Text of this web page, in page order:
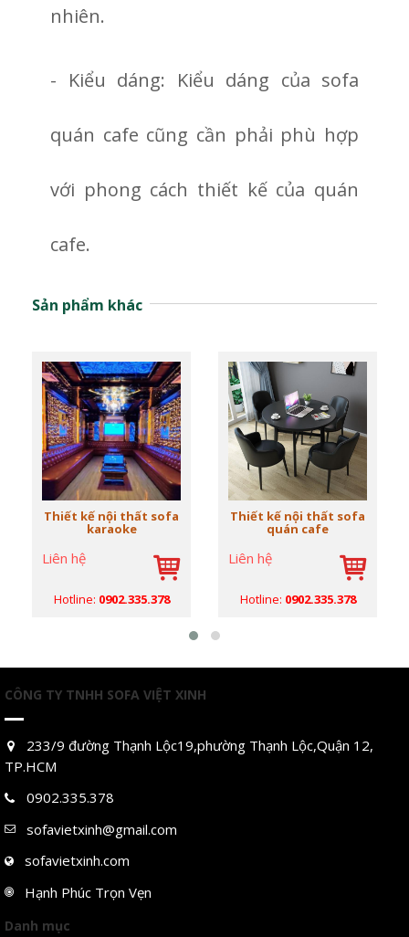
nhiên.
- Kiểu dáng: Kiểu dáng của sofa
quán cafe cũng cần phải phù hợp
với phong cách thiết kế của quán
cafe.
Sản phẩm khác
Thiết kế nội thất sofa
karaoke
Liên hệ
Hotline: 0902.335.378
Thiết kế nội thất sofa
quán cafe
Liên hệ
Hotline: 0902.335.378
CÔNG TY TNHH SOFA VIỆT XINH
233/9 đường Thạnh Lộc19,phường Thạnh Lộc,Quận 12,
TP.HCM
0902.335.378
sofavietxinh@gmail.com
sofavietxinh.com
Hạnh Phúc Trọn Vẹn
Danh mục